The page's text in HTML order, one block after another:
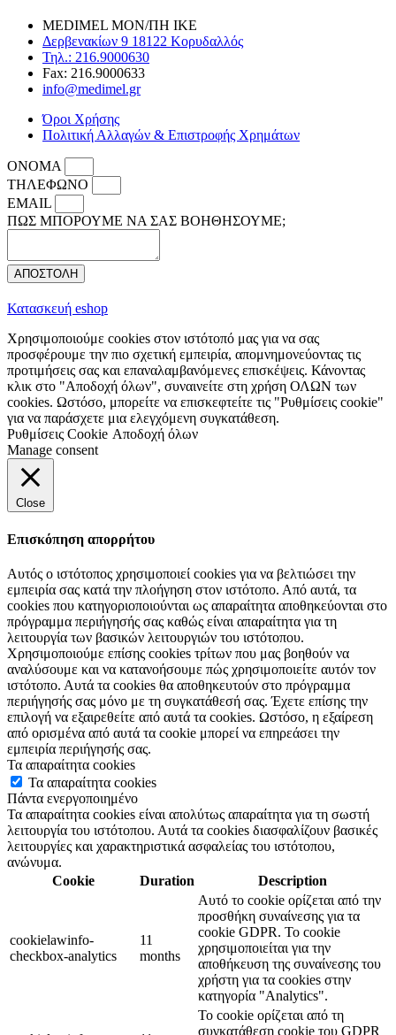
MEDIMEL ΜΟΝ/ΠΗ ΙΚΕ
Δερβενακίων 9 18122 Κορυδαλλός
Τηλ.: 216.9000630
Fax: 216.9000633
info@medimel.gr
Όροι Χρήσης
Πολιτική Αλλαγών & Επιστροφής Χρημάτων
ΟΝΟΜΑ
ΤΗΛΕΦΩΝΟ
EMAIL
ΠΩΣ ΜΠΟΡΟΥΜΕ ΝΑ ΣΑΣ ΒΟΗΘΗΣΟΥΜΕ;
ΑΠΟΣΤΟΛΗ
Κατασκευή eshop
Χρησιμοποιούμε cookies στον ιστότοπό μας για να σας
προσφέρουμε την πιο σχετική εμπειρία, απομνημονεύοντας τις
προτιμήσεις σας και επαναλαμβανόμενες επισκέψεις. Κάνοντας
κλικ στο "Αποδοχή όλων", συναινείτε στη χρήση ΟΛΩΝ των
cookies. Ωστόσο, μπορείτε να επισκεφτείτε τις "Ρυθμίσεις cookie"
για να παράσχετε μια ελεγχόμενη συγκατάθεση.
Ρυθμίσεις Cookie Αποδοχή όλων
Manage consent
Close
Επισκόπηση απορρήτου
Αυτός ο ιστότοπος χρησιμοποιεί cookies για να βελτιώσει την
εμπειρία σας κατά την πλοήγηση στον ιστότοπο. Από αυτά, τα
cookies που κατηγοριοποιούνται ως απαραίτητα αποθηκεύονται στο
πρόγραμμα περιήγησής σας καθώς είναι απαραίτητα για τη
λειτουργία των βασικών λειτουργιών του ιστότοπου.
Χρησιμοποιούμε επίσης cookies τρίτων που μας βοηθούν να
αναλύσουμε και να κατανοήσουμε πώς χρησιμοποιείτε αυτόν τον
ιστότοπο. Αυτά τα cookies θα αποθηκευτούν στο πρόγραμμα
περιήγησής σας μόνο με τη συγκατάθεσή σας. Έχετε επίσης την
επιλογή να εξαιρεθείτε από αυτά τα cookies. Ωστόσο, η εξαίρεση
από ορισμένα από αυτά τα cookie μπορεί να επηρεάσει την
εμπειρία περιήγησής σας.
Τα απαραίτητα cookies
Τα απαραίτητα cookies
Πάντα ενεργοποιημένο
Τα απαραίτητα cookies είναι απολύτως απαραίτητα για τη σωστή
λειτουργία του ιστότοπου. Αυτά τα cookies διασφαλίζουν βασικές
λειτουργίες και χαρακτηριστικά ασφαλείας του ιστότοπου,
ανώνυμα.
Cookie
Duration Description
cookielawinfo-
checkbox-analytics
11
months
Αυτό το cookie ορίζεται από την
προσθήκη συναίνεσης για τα
cookie GDPR. Το cookie
χρησιμοποιείται για την
αποθήκευση της συναίνεσης του
χρήστη για τα cookies στην
κατηγορία "Analytics".
Το cookie ορίζεται από τη
συγκατάθεση cookie του GDPR